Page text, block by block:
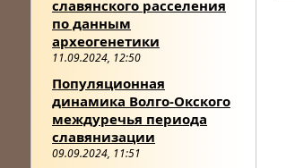
славянского расселения
по данным
археогенетики
11.09.2024, 12:50
Популяционная
динамика Волго-Окского
междуречья периода
славянизации
09.09.2024, 11:51